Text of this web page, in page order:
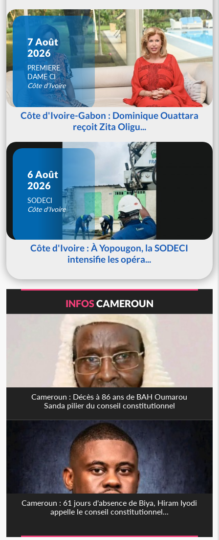
7 Août
2026
PREMIERE
DAME CI
Côte d'Ivoire
Côte d'Ivoire-Gabon : Dominique Ouattara
reçoit Zita Oligu...
6 Août
2026
SODECI
Côte d'Ivoire
Côte d'Ivoire : À Yopougon, la SODECI
intensifie les opéra...
INFOSCAMEROUN
Cameroun : Décès à 86 ans de BAH Oumarou
Sanda pilier du conseil constitutionnel
Cameroun : 61 jours d'absence de Biya, Hiram Iyodi
appelle le conseil constitutionnel...